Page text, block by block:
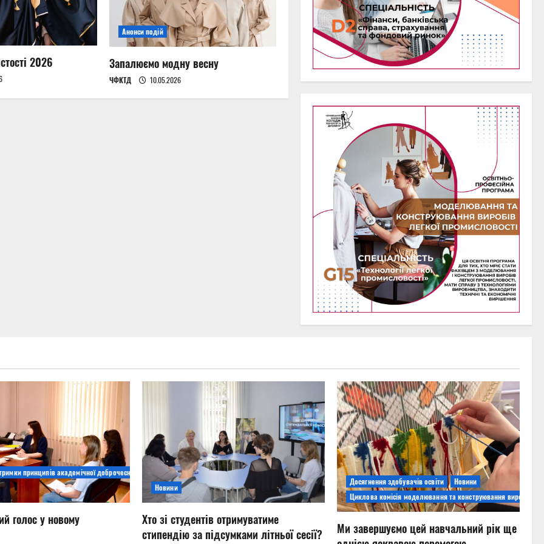
2026
Анонси подій
Запалюємо модну весну
ЧФКТД 10.05.2026
принципів академічної доброчесності
голос у новому
Новини
Хто зі студентів отримуватиме
стипендію за підсумками літньої сесії?
Досягнення здобувачів освіти
Новини
Циклова комісія моделювання та конструювання виробів
Ми завершуємо цей навчальний рік ще